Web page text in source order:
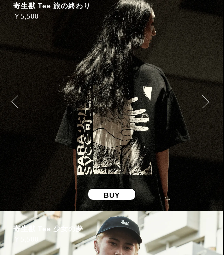
寄生獣 Tee 旅の終わり
￥ 5,500
BUY
寄生獣 Tee 少女の夢